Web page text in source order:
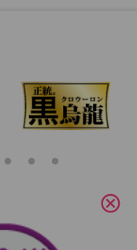
電郵及密碼
登入
購買數量，
3 按一下右上
cancel